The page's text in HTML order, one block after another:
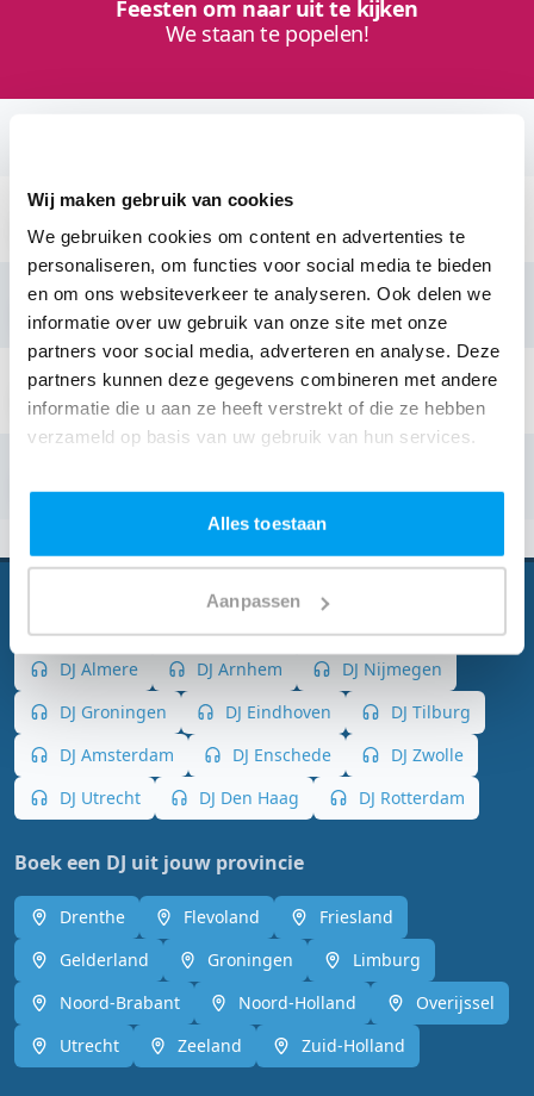
Wij maken gebruik van cookies
We gebruiken cookies om content en advertenties te
personaliseren, om functies voor social media te bieden
en om ons websiteverkeer te analyseren. Ook delen we
informatie over uw gebruik van onze site met onze
partners voor social media, adverteren en analyse. Deze
partners kunnen deze gegevens combineren met andere
informatie die u aan ze heeft verstrekt of die ze hebben
verzameld op basis van uw gebruik van hun services.
Alles toestaan
Aanpassen
Feesten om naar uit te kijken
We staan te popelen!
Stuur een email:
info@thedjcompany.nl
Bellen:
085 - 40 19 438
Stuur een Appje:
085 - 40 19 438
Ontvang nu jouw prijs
Boek dé DJ uit jouw stad
DJ Almere DJ Arnhem
DJ Nijmegen
DJ Groningen
DJ Eindhoven
DJ Tilburg
DJ Amsterdam
DJ Enschede
DJ Zwolle
DJ Utrecht
DJ Den Haag DJ Rotterdam
Boek een DJ uit jouw provincie
Drenthe Flevoland
Friesland
Gelderland
Groningen
Limburg
Noord-Brabant
Noord-Holland
Overijssel
Utrecht
Zeeland Zuid-Holland